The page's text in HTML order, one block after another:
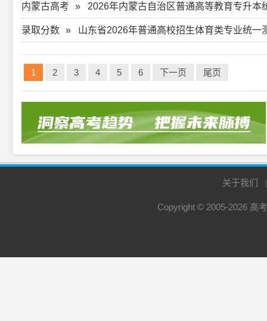
内蒙古高考 2026年内蒙古自治区普通高等教育专升
录取分数 山东省2026年普通高校招生体育类专业统一
1 2 3 4 5 6 下一页 尾页
关于我们
Copyright © 2005-2026 高